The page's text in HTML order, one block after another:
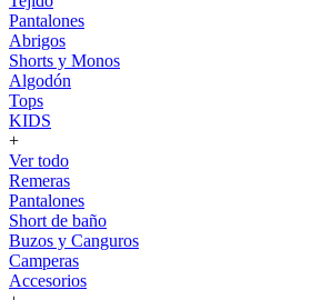
Pantalones
Abrigos
Shorts y Monos
Algodón
Tops
KIDS
+
Ver todo
Remeras
Pantalones
Short de baño
Buzos y Canguros
Camperas
Accesorios